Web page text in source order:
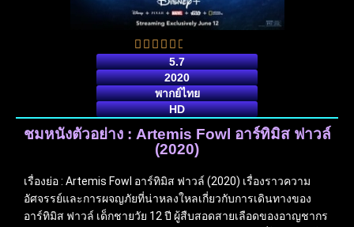
5.7
2020
พากย์ไทย
HD
ชมหนังตัวอย่าง : Artemis Fowl อาร์ทิมิส ฟาวล์
(2020)
เรื่องย่อ : Artemis Fowl อาร์ทิมิส ฟาวล์ (2020) เรื่องราวความ
อัศจรรย์และการผจญภัยที่น่าหลงใหลเกี่ยวกับการเดินทางของ
อาร์ทิมิส ฟาวล์ เด็กชายวัย 12 ปี ผู้สืบสอดสายเลือดของอาญชากร